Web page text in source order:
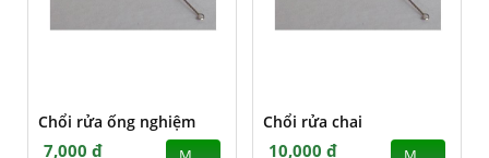
Chổi rửa ống nghiệm
7,000 đ
Chổi rửa chai
10,000 đ